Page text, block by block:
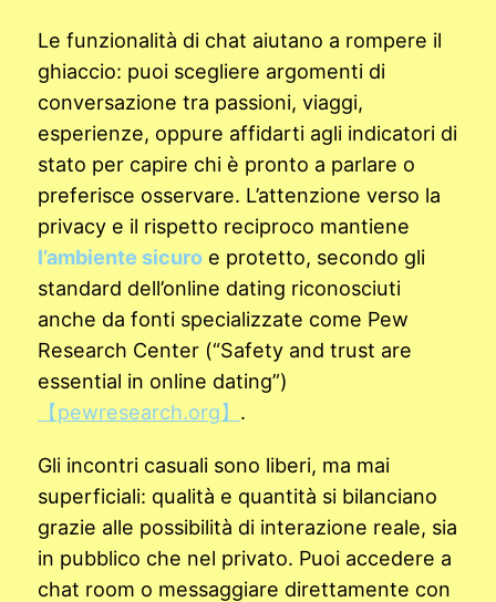
Le funzionalità di chat aiutano a rompere il
ghiaccio: puoi scegliere argomenti di
conversazione tra passioni, viaggi,
esperienze, oppure affidarti agli indicatori di
stato per capire chi è pronto a parlare o
preferisce osservare. L’attenzione verso la
privacy e il rispetto reciproco mantiene
l’ambiente sicuro e protetto, secondo gli
standard dell’online dating riconosciuti
anche da fonti specializzate come Pew
Research Center (“Safety and trust are
essential in online dating”)
【pewresearch.org】 .
Gli incontri casuali sono liberi, ma mai
superficiali: qualità e quantità si bilanciano
grazie alle possibilità di interazione reale, sia
in pubblico che nel privato. Puoi accedere a
chat room o messaggiare direttamente con